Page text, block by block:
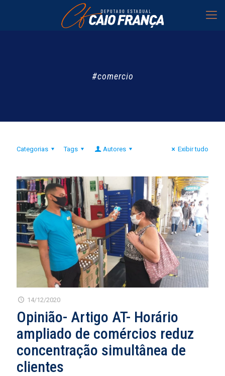
#comercio
Categorias Tags Autores Exibir tudo
14/12/2020
Opinião- Artigo AT- Horário
ampliado de comércios reduz
concentração simultânea de
clientes